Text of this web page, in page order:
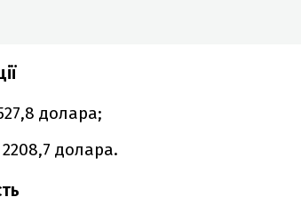
долара;
долара.